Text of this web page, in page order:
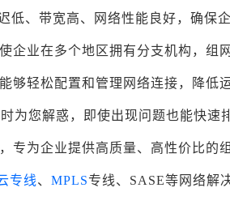
、带宽高、网络性能良好，确保
企业在多个地区拥有分支机构，组
够轻松配置和管理网络连接，降低
为您解惑，即使出现问题也能快速
专为企业提供高质量、高性价比的
专线、 MPLS专线、SASE等网络解